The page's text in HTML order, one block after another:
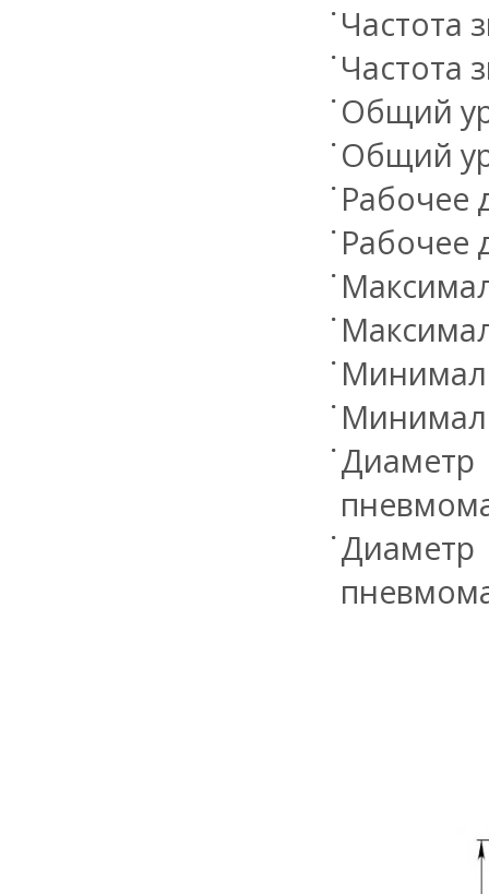
Частота
Частота
Общий
Общий
Рабочее
Рабочее